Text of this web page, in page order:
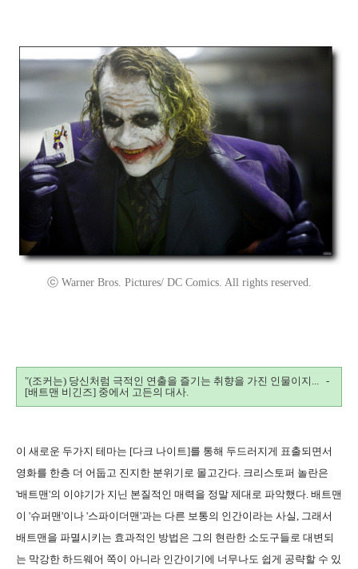
ⓒ Warner Bros. Pictures/ DC Comics. All rights reserved.
"(조커는) 당신처럼 극적인 연출을 즐기는 취향을 가진 인물이지... -
[배트맨 비긴즈] 중에서 고든의 대사.
이 새로운 두가지 테마는 [다크 나이트]를 통해 두드러지게 표출되면서
영화를 한층 더 어둡고 진지한 분위기로 몰고간다. 크리스토퍼 놀란은
'배트맨'의 이야기가 지닌 본질적인 매력을 정말 제대로 파악했다. 배트맨
이 '슈퍼맨'이나 '스파이더맨'과는 다른 보통의 인간이라는 사실, 그래서
배트맨을 파멸시키는 효과적인 방법은 그의 현란한 소도구들로 대변되
는 막강한 하드웨어 쪽이 아니라 인간이기에 너무나도 쉽게 공략할 수 있